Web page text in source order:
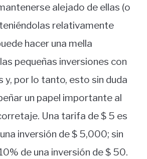
alejado de ellas (o
relativamente
hacer una mella
pequeñas inversiones con
y, por lo tanto, esto sin duda
un papel importante al
Una tarifa de $ 5 es
inversión de $ 5,000; sin
de una inversión de $ 50.